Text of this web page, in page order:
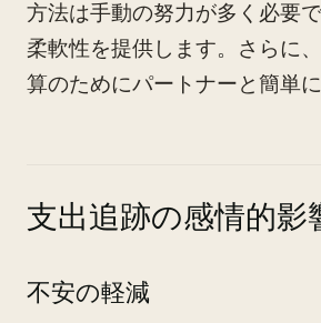
方法は手動の努力が多く必要
柔軟性を提供します。さらに
算のためにパートナーと簡単に
支出追跡の感情的影
不安の軽減